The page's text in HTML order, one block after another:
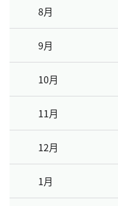
8月
9月
10月
11月
12月
1月